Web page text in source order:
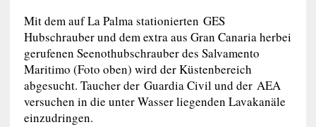
Mit dem auf La Palma stationierten GES
Hubschrauber und dem extra aus Gran Canaria herbei
gerufenen Seenothubschrauber des Salvamento
Maritimo (Foto oben) wird der Küstenbereich
abgesucht. Taucher der Guardia Civil und der AEA
versuchen in die unter Wasser liegenden Lavakanäle
einzudringen.